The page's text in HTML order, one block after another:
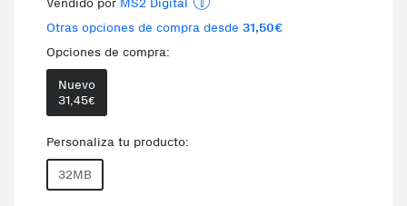
Vendido por MS2 Digital
Otras opciones de compra desde 31,50€
Opciones de compra:
Nuevo
31,45€
Personaliza tu producto:
32MB